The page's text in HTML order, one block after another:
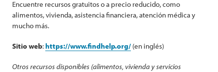
Encuentre recursos gratuitos o a precio reducido, como
alimentos, vivienda, asistencia financiera, atención médica y
mucho más.
Sitio web: https://www.findhelp.org/ (en inglés)
Otros recursos disponibles (alimentos, vivienda y servicios